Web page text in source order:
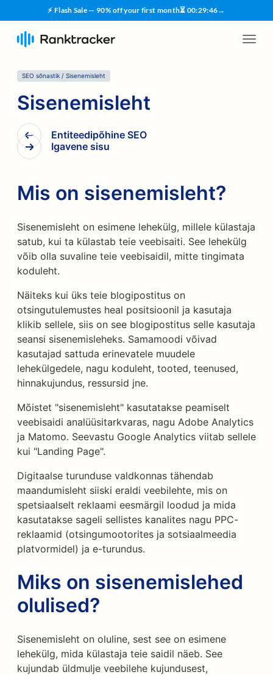
⚡ Flash Sale — 90% off your first month⏳ 00:29:45→
SEO sõnastik / Sisenemisleht
Sisenemisleht
Entiteedipõhine SEO
Igavene sisu
Mis on sisenemisleht?
Sisenemisleht on esimene lehekülg, millele külastaja
satub, kui ta külastab teie veebisaiti. See lehekülg
võib olla suvaline teie veebisaidil, mitte tingimata
koduleht.
Näiteks kui üks teie blogipostitus on
otsingutulemustes heal positsioonil ja kasutaja
klikib sellele, siis on see blogipostitus selle kasutaja
seansi sisenemisleheks. Samamoodi võivad
kasutajad sattuda erinevatele muudele
lehekülgedele, nagu koduleht, tooted, teenused,
hinnakujundus, ressursid jne.
Mõistet "sisenemisleht" kasutatakse peamiselt
veebisaidi analüüsitarkvaras, nagu Adobe Analytics
ja Matomo. Seevastu Google Analytics viitab sellele
kui "Landing Page".
Digitaalse turunduse valdkonnas tähendab
maandumisleht siiski eraldi veebilehte, mis on
spetsiaalselt reklaami eesmärgil loodud ja mida
kasutatakse sageli sellistes kanalites nagu PPC-
reklaamid (otsingumootorites ja sotsiaalmeedia
platvormidel) ja e-turundus.
Miks on sisenemislehed
olulised?
Sisenemisleht on oluline, sest see on esimene
lehekülg, mida külastaja teie saidil näeb. See
kujundab üldmulje veebilehe kujundusest,